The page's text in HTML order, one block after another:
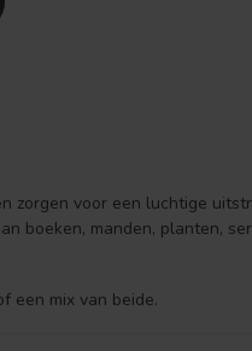
zorgen voor een luchtige
boeken, manden, planten,
een mix van beide.